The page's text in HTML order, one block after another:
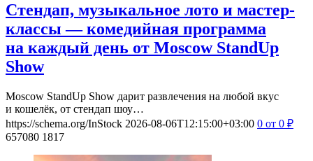
Стендап, музыкальное лото и мастер-
классы — комедийная программа
на каждый день от Moscow StandUp
Show
Moscow StandUp Show дарит развлечения на любой вкус
и кошелёк, от стендап шоу…
https://schema.org/InStock 2026-08-06T12:15:00+03:00 0 от 0 ₽
657080 1817